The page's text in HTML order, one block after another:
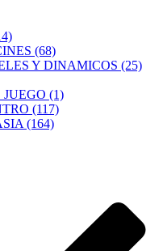
(68)
Y DINAMICOS (25)
(1)
(117)
(164)